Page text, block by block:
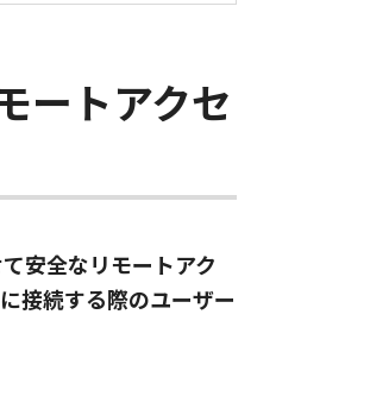
ートアクセ
安全なリモートアク
接続する際のユーザー